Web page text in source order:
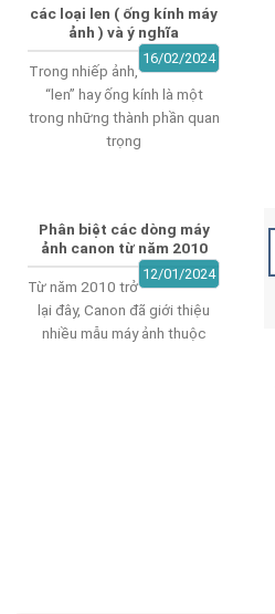
các loại len ( ống kính máy
ảnh ) và ý nghĩa
16/02/2024
Trong nhiếp ảnh,
“len” hay ống kính là một
trong những thành phần quan
trọng
Phân biệt các dòng máy
ảnh canon từ năm 2010
12/01/2024
Từ năm 2010 trở
lại đây, Canon đã giới thiệu
nhiều mẫu máy ảnh thuộc